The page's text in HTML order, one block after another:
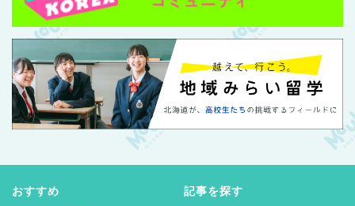
おすすめ 記事を探す